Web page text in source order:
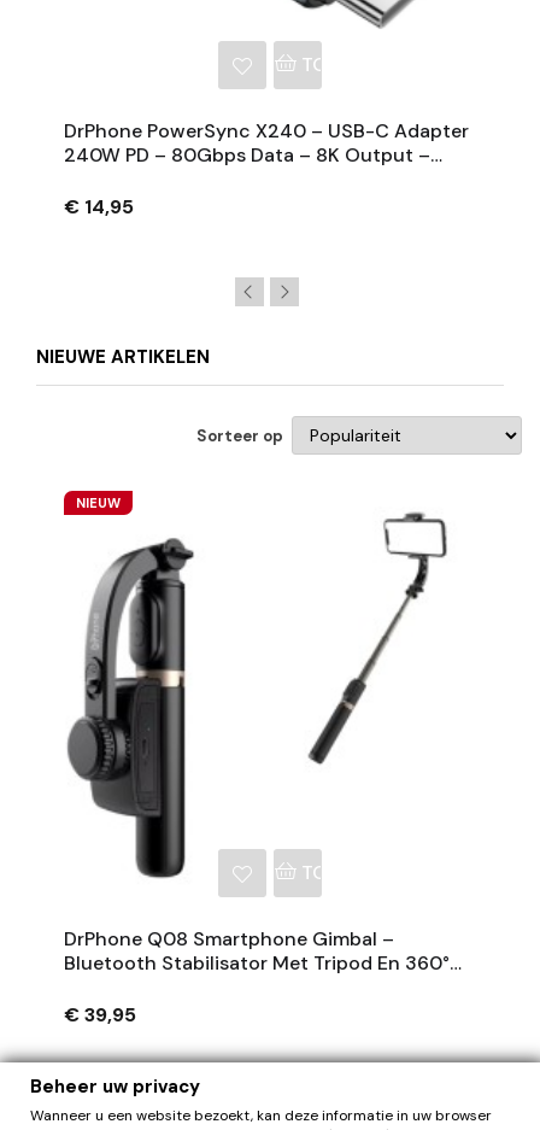
TOEVOEGEN AAN
DrPhone PowerSync X240 – USB-C Adapter
240W PD – 80Gbps Data – 8K Output –
€ 14,95
NIEUWE ARTIKELEN
Sorteer op
NIEUW
TOEVOEGEN AAN
DrPhone Q08 Smartphone Gimbal –
Bluetooth Stabilisator Met Tripod En 360°
€ 39,95
Beheer uw privacy
Wanneer u een website bezoekt, kan deze informatie in uw browser